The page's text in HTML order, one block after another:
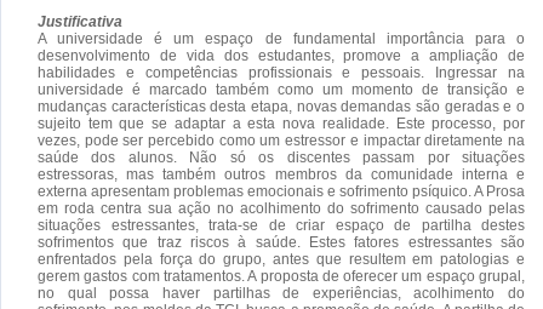
Justificativa
A universidade é um espaço de fundamental importância para o
desenvolvimento de vida dos estudantes, promove a ampliação de
habilidades e competências profissionais e pessoais. Ingressar na
universidade é marcado também como um momento de transição e
mudanças características desta etapa, novas demandas são geradas e o
sujeito tem que se adaptar a esta nova realidade. Este processo, por
vezes, pode ser percebido como um estressor e impactar diretamente na
saúde dos alunos. Não só os discentes passam por situações
estressoras, mas também outros membros da comunidade interna e
externa apresentam problemas emocionais e sofrimento psíquico. A Prosa
em roda centra sua ação no acolhimento do sofrimento causado pelas
situações estressantes, trata-se de criar espaço de partilha destes
sofrimentos que traz riscos à saúde. Estes fatores estressantes são
enfrentados pela força do grupo, antes que resultem em patologias e
gerem gastos com tratamentos. A proposta de oferecer um espaço grupal,
no qual possa haver partilhas de experiências, acolhimento do